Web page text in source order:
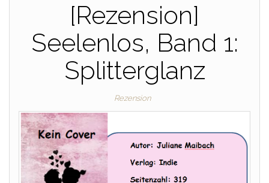
[Rezension]
Seelenlos, Band 1:
Splitterglanz
Rezension